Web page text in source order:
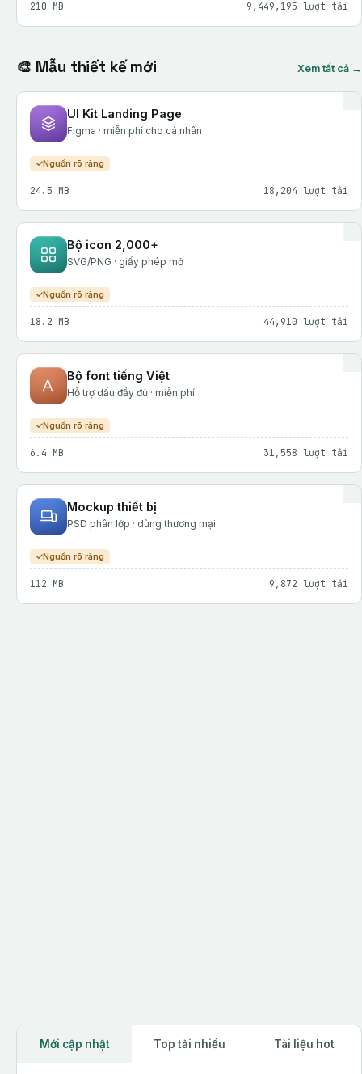
210 MB 9,449,195 lượt tải
🎨 Mẫu thiết kế mới Xem tất cả →
UI Kit Landing Page
Figma · miễn phí cho cá nhân
Nguồn rõ ràng
24.5 MB 18,204 lượt tải
Bộ icon 2,000+
SVG/PNG · giấy phép mở
Nguồn rõ ràng
18.2 MB 44,910 lượt tải
Bộ font tiếng Việt
Hỗ trợ dấu đầy đủ · miễn phí
Nguồn rõ ràng
6.4 MB 31,558 lượt tải
Mockup thiết bị
PSD phân lớp · dùng thương mại
Nguồn rõ ràng
112 MB 9,872 lượt tải
Mới cập nhật Top tải nhiều Tài liệu hot